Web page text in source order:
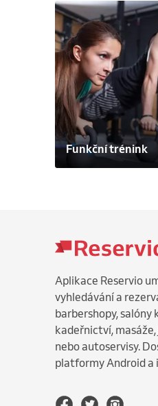
Funkční trénink
Aplikace Reservio
vyhledávání a
barbershopy, salóny
kadeřnictví,
nebo autoservisy.
platformy Android a